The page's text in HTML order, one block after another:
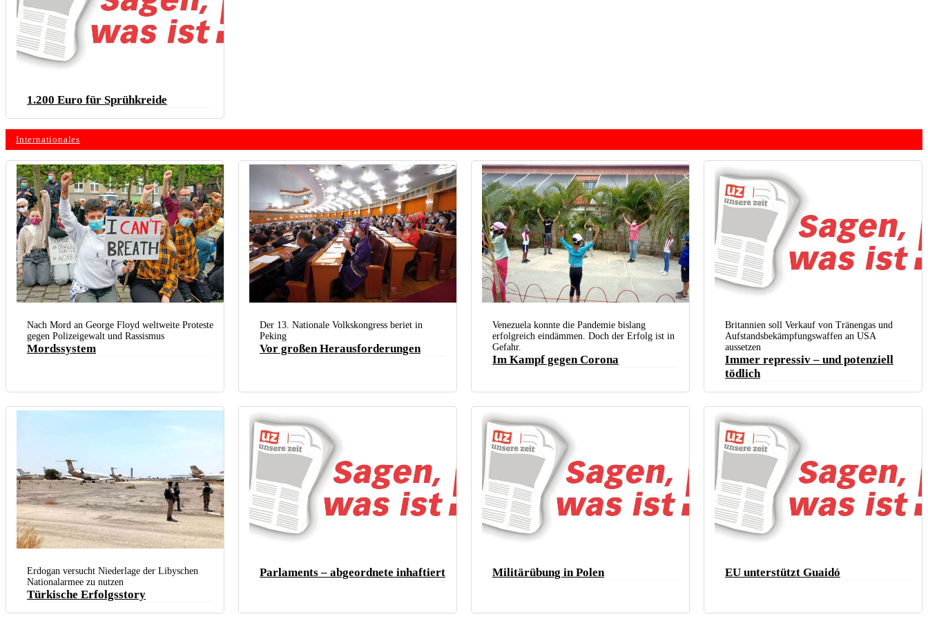
1.200 Euro für Sprühkreide
Internationales
mediabase.eu)
Nach Mord an George Floyd weltweite Proteste
gegen Polizeigewalt und Rassismus
Mordssystem
Der 13. Nationale Volkskongress beriet in
Peking
Vor großen Herausforderungen
Die Pandemie einigermaßen unter Kontrolle halten – venezolanischer
Schulsport in Corona-Zeiten. (Foto: Nicolas Maduro)
Venezuela konnte die Pandemie bislang
erfolgreich eindämmen. Doch der Erfolg ist in
Gefahr.
Im Kampf gegen Corona
Britannien soll Verkauf von Tränengas und
Aufstandsbekämpfungswaffen an USA
aussetzen
Immer repressiv – und potenziell
tödlich
Erdogan versucht Niederlage der Libyschen
Nationalarmee zu nutzen
Türkische Erfolgsstory
Parlaments – abgeordnete inhaftiert Militärübung in Polen EU unterstützt Guaidó